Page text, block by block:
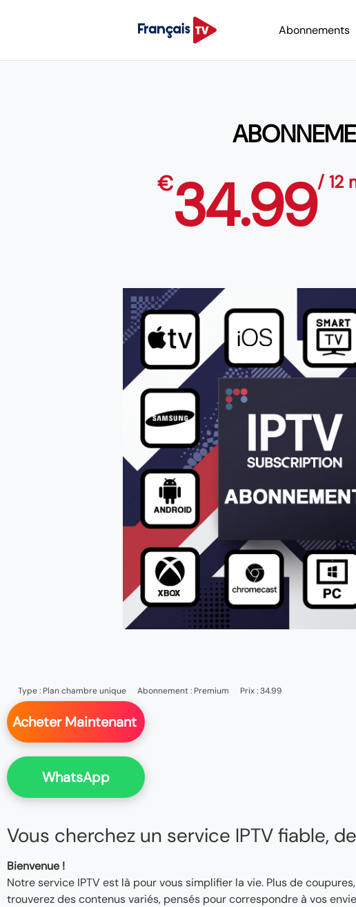
Abonnements
€34.99/ 12
Type : Plan chambre unique Abonnement : Premium Prix : 34.99
Acheter Maintenant
WhatsApp
Vous cherchez un service IPTV fiable,
Bienvenue !
Notre service IPTV est là pour vous simplifier la vie. Plus de
trouverez des contenus variés, pensés pour correspondre à vos